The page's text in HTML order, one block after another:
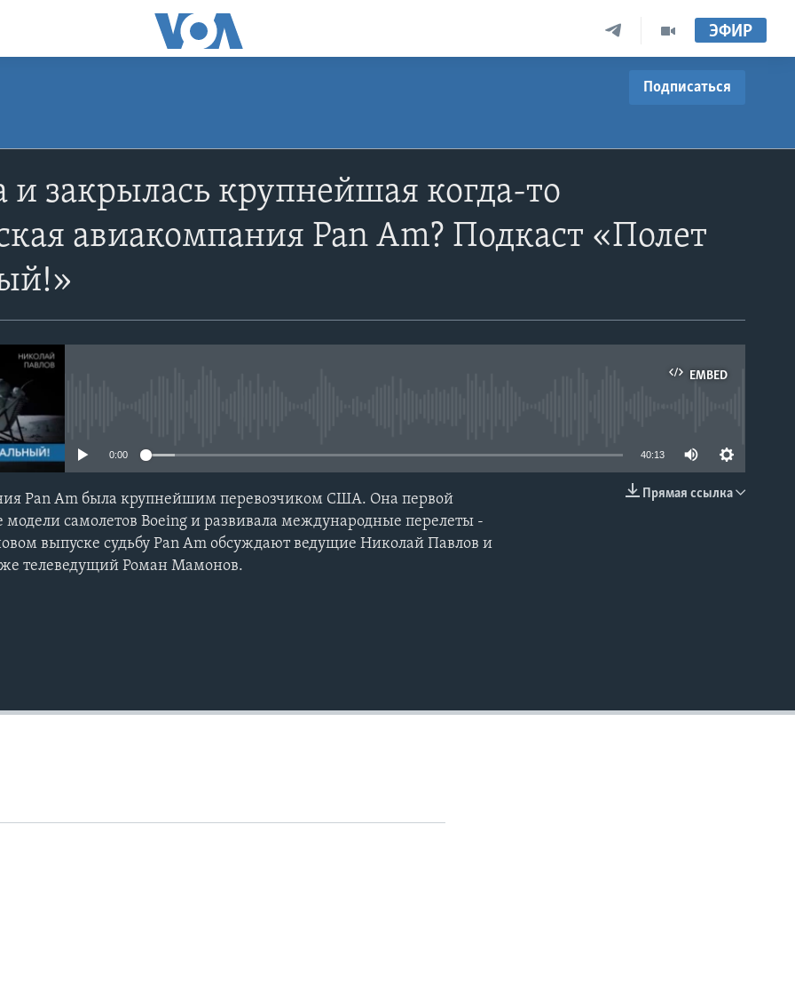
ЭФИР
Подписаться
и закрылась крупнейшая когда-то
авиакомпания Pan Am? Подкаст «Полет
EMBED
0:00 40:13
Прямая ссылка
Pan Am была крупнейшим перевозчиком США. Она первой
самолетов Boeing и развивала международные перелеты -
выпуске судьбу Pan Am обсуждают ведущие Николай Павлов и
телеведущий Роман Мамонов.